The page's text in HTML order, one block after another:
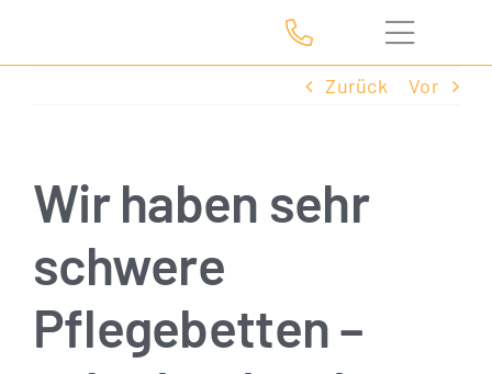
Zurück Vor
Wir haben sehr
schwere
Pflegebetten –